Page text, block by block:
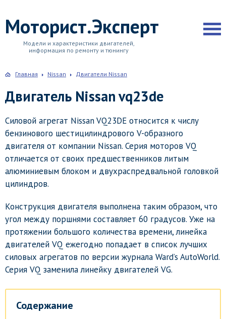
Моторист.Эксперт
Модели и характеристики двигателей,
информация по ремонту и тюнингу
Главная Nissan Двигатели Nissan
Двигатель Nissan vq23de
Силовой агрегат Nissan VQ23DE относится к числу
бензинового шестицилиндрового V-образного
двигателя от компании Nissan. Серия моторов VQ
отличается от своих предшественников литым
алюминиевым блоком и двухраспредвальной головкой
цилиндров.
Конструкция двигателя выполнена таким образом, что
угол между поршнями составляет 60 градусов. Уже на
протяжении большого количества времени, линейка
двигателей VQ ежегодно попадает в список лучших
силовых агрегатов по версии журнала Ward’s AutoWorld.
Серия VQ заменила линейку двигателей VG.
Содержание